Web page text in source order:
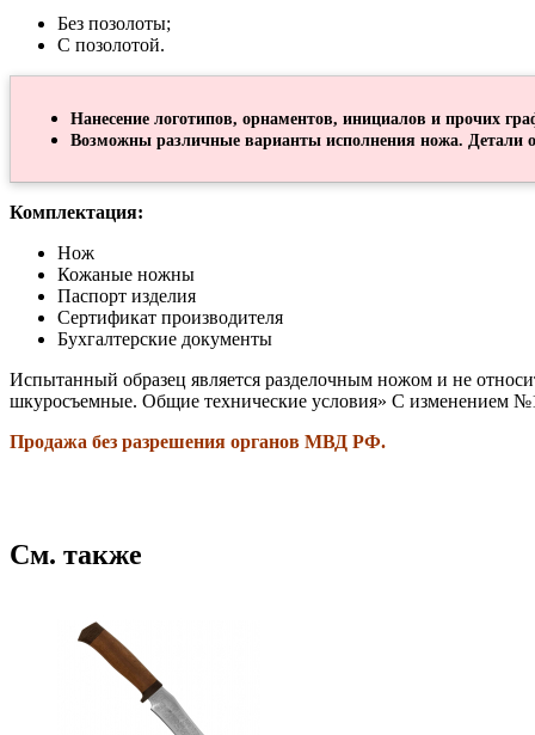
Без позолоты;
С позолотой.
Нанесение логотипов, орнаментов, инициалов и прочих
Возможны различные варианты исполнения ножа. Детали
Комплектация:
Нож
Кожаные ножны
Паспорт изделия
Сертификат производителя
Бухгалтерские документы
Испытанный образец является разделочным ножом и не
шкуросъемные. Общие технические условия» С изменением
Продажа без разрешения органов МВД РФ.
См. также